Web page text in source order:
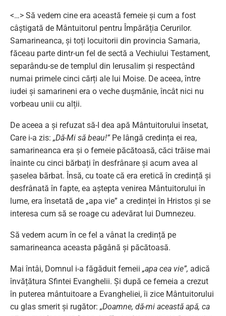
<…> Să vedem cine era această femeie și cum a fost
câștigată de Mântuitorul pentru Împărăția Cerurilor.
Samarineanca, și toți locuitorii din provincia Samaria,
făceau parte dintr-un fel de sectă a Vechiului Testament,
separându-se de templul din Ierusalim și respectând
numai primele cinci cărți ale lui Moise. De aceea, între
iudei și samarineni era o veche dușmănie, încât nici nu
vorbeau unii cu alții.
De aceea a și refuzat să-I dea apă Mântuitorului însetat,
Care i-a zis: „Dă-Mi să beau!” Pe lângă credința ei rea,
samarineanca era și o femeie păcătoasă, căci trăise mai
înainte cu cinci bărbați în desfrânare și acum avea al
șaselea bărbat. Însă, cu toate că era eretică în credință și
desfrânată în fapte, ea aștepta venirea Mântuitorului în
lume, era însetată de „apa vie” a credinței în Hristos și se
interesa cum să se roage cu adevărat lui Dumnezeu.
Să vedem acum în ce fel a vânat la credință pe
samarineanca aceasta păgână și păcătoasă.
Mai întâi, Domnul i-a făgăduit femeii „apa cea vie”, adică
învățătura Sfintei Evanghelii. Și după ce femeia a crezut
în puterea mântuitoare a Evangheliei, îi zice Mântuitorului
cu glas smerit și rugător: „Doamne, dă-mi această apă, ca